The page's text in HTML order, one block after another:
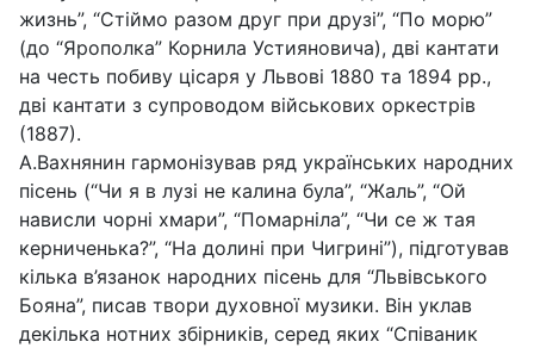
жизнь”, “Стіймо разом друг при друзі”, “По морю”
(до “Ярополка” Корнила Устияновича), дві кантати
на честь побиву цісаря у Львові 1880 та 1894 рр.,
дві кантати з супроводом військових оркестрів
(1887).
А.Вахнянин гармонізував ряд українських народних
пісень (“Чи я в лузі не калина була”, “Жаль”, “Ой
нависли чорні хмари”, “Помарніла”, “Чи се ж тая
керниченька?”, “На долині при Чигрині”), підготував
кілька в’язанок народних пісень для “Львівського
Бояна”, писав твори духовної музики. Він уклав
декілька нотних збірників, серед яких “Співаник